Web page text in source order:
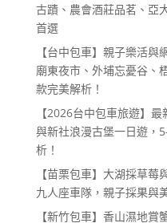
古蹟、農會酒莊品茗、亞
首選
【台中包車】親子樂活與
廟東夜市、外埔忘憂谷、
款完美解析！
【2026台中包車旅遊】
與新社浪漫古堡一日遊，
析！
【苗栗包車】大湖採草
九人座車隊，親子採果與
【新竹包車】香山濕地